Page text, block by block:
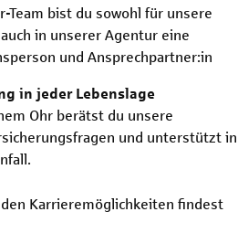
Team bist du sowohl für unsere
in unserer Agentur eine
und Ansprechpartner:in
in jeder Lebenslage
Ohr berätst du unsere
und unterstützt in
Karrieremöglichkeiten findest